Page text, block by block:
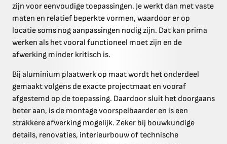
zijn voor eenvoudige toepassingen. Je werkt dan met vaste
maten en relatief beperkte vormen, waardoor er op
locatie soms nog aanpassingen nodig zijn. Dat kan prima
werken als het vooral functioneel moet zijn en de
afwerking minder kritisch is.
Bij aluminium plaatwerk op maat wordt het onderdeel
gemaakt volgens de exacte projectmaat en vooraf
afgestemd op de toepassing. Daardoor sluit het doorgaans
beter aan, is de montage voorspelbaarder en is een
strakkere afwerking mogelijk. Zeker bij bouwkundige
details, renovaties, interieurbouw of technische